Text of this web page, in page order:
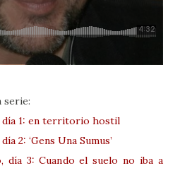
serie:
día 1: en territorio hostil
2: ‘Gens Una Sumus’
día 3: Cuando el suelo no iba a